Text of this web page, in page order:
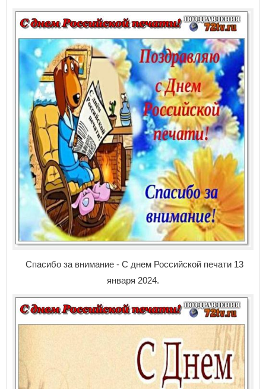
Спасибо за внимание - С днем Российской печати 13
января 2024.